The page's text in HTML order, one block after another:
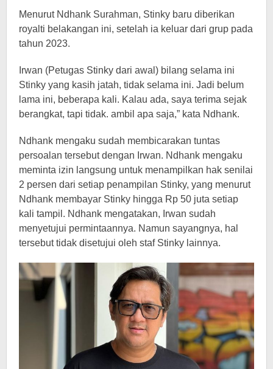
Menurut Ndhank Surahman, Stinky baru diberikan
royalti belakangan ini, setelah ia keluar dari grup pada
tahun 2023.
Irwan (Petugas Stinky dari awal) bilang selama ini
Stinky yang kasih jatah, tidak selama ini. Jadi belum
lama ini, beberapa kali. Kalau ada, saya terima sejak
berangkat, tapi tidak. ambil apa saja,” kata Ndhank.
Ndhank mengaku sudah membicarakan tuntas
persoalan tersebut dengan Irwan. Ndhank mengaku
meminta izin langsung untuk menampilkan hak senilai
2 persen dari setiap penampilan Stinky, yang menurut
Ndhank membayar Stinky hingga Rp 50 juta setiap
kali tampil. Ndhank mengatakan, Irwan sudah
menyetujui permintaannya. Namun sayangnya, hal
tersebut tidak disetujui oleh staf Stinky lainnya.